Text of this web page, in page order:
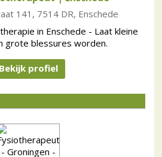
141, 7514 DR, Enschede
in Enschede - Laat kleine
grote blessures worden.
Bekijk profiel